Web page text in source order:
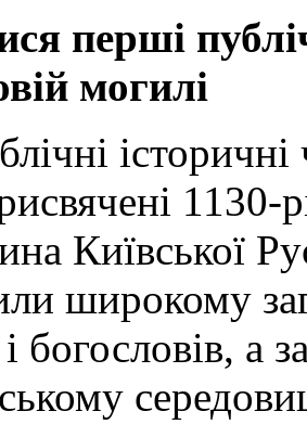
перші
могилі
1130-
Київської
широкому
і богословів, а